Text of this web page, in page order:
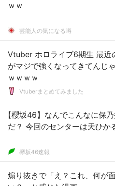
ｗｗ
芸能人の気になる噂
Vtuber ホロライブ6期生 最近
がマジで強くなってきてんじ
ｗｗｗｗ
Vtuberまとめてみました
【櫻坂46】なんでこんなに保
だ？ 今回のセンターは天ひか
欅坂46速報
煽り抜きで「え？これ、何が